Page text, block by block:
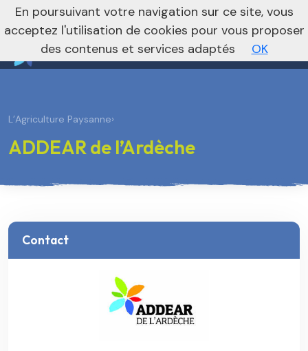
Vers le site national
nivo_2026: 1
L’Agriculture Paysanne›
ADDEAR de l’Ardèche
Contact
En poursuivant votre navigation sur ce site, vous
acceptez l'utilisation de cookies pour vous proposer
des contenus et services adaptés
OK